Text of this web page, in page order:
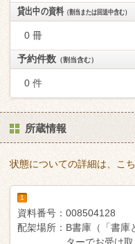
貸出中の資料（割当または回送中含む）
0 冊
予約件数 （割当含む）
0 件
所蔵情報
状態についての詳細は、こ
1
資料番号： 008504128
配架場所： B書庫（「書庫
ターでお受け取